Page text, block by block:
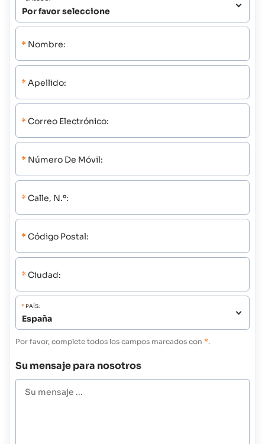
* Nombre:
* Apellido:
* Correo Electrónico:
* Número De Móvil:
* Calle, N.º:
* Código Postal:
* Ciudad:
* PAÍS:
Por favor, complete todos los campos marcados con *.
Su mensaje para nosotros